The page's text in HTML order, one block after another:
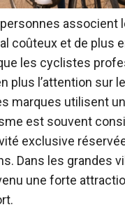
associent
coûteux et de plus
les cyclistes
plus l’attention sur
marques utilisent
est souvent
exclusive
Dans les grandes
une forte